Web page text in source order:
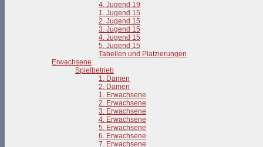
4. Jugend 19
1. Jugend 15
2. Jugend 15
3. Jugend 15
4. Jugend 15
5. Jugend 15
Tabellen und Platzierungen
Erwachsene
Spielbetrieb
1. Damen
2. Damen
1. Erwachsene
2. Erwachsene
3. Erwachsene
4. Erwachsene
5. Erwachsene
6. Erwachsene
7. Erwachsene